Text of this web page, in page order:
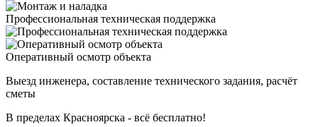
Профессиональная техническая поддержка
Оперативный осмотр объекта
Выезд инженера, составление технического задания, расчёт
сметы
В пределах Красноярска - всё бесплатно!